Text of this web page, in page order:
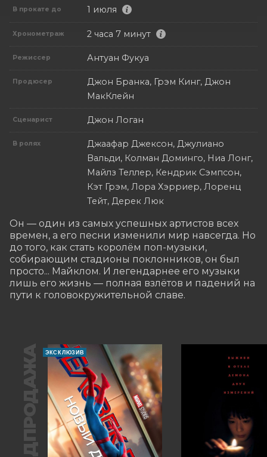
В прокате до 1 июля
Хронометраж 2 часа 7 минут
Режиссер Антуан Фукуа
Продюсер
Джон Бранка, Грэм Кинг, Джон
МакКлейн
Сценарист Джон Логан
В ролях
Джаафар Джексон, Джулиано
Вальди, Колман Доминго, Ниа Лонг,
Майлз Теллер, Кендрик Сэмпсон,
Кэт Грэм, Лора Хэрриер, Лоренц
Тейт, Дерек Люк
Он — один из самых успешных артистов всех
времен, а его песни изменили мир навсегда. Но
до того, как стать королём поп-музыки,
собирающим стадионы поклонников, он был
просто... Майклом. И легендарнее его музыки
лишь его жизнь — полная взлётов и падений на
пути к головокружительной славе.
ПРЕДПРОДАЖА ЭКСКЛЮЗИВ